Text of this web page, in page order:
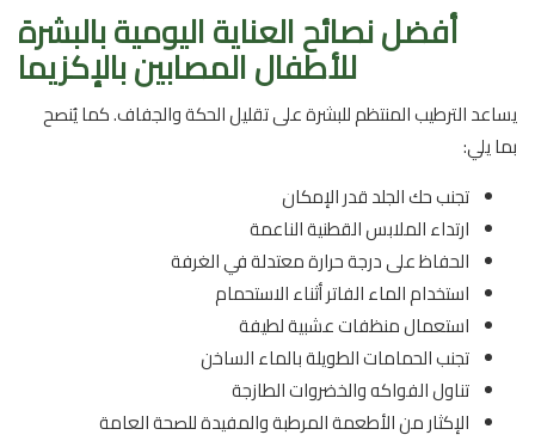
أفضل نصائح العناية اليومية بالبشرة
للأطفال المصابين بالإكزيما
يساعد الترطيب المنتظم للبشرة على تقليل الحكة والجفاف. كما يُنصح
بما يلي:
تجنب حك الجلد قدر الإمكان
ارتداء الملابس القطنية الناعمة
الحفاظ على درجة حرارة معتدلة في الغرفة
استخدام الماء الفاتر أثناء الاستحمام
استعمال منظفات عشبية لطيفة
تجنب الحمامات الطويلة بالماء الساخن
تناول الفواكه والخضروات الطازجة
الإكثار من الأطعمة المرطبة والمفيدة للصحة العامة